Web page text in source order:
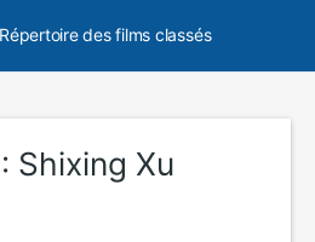
Répertoire des films classés
Shixing Xu